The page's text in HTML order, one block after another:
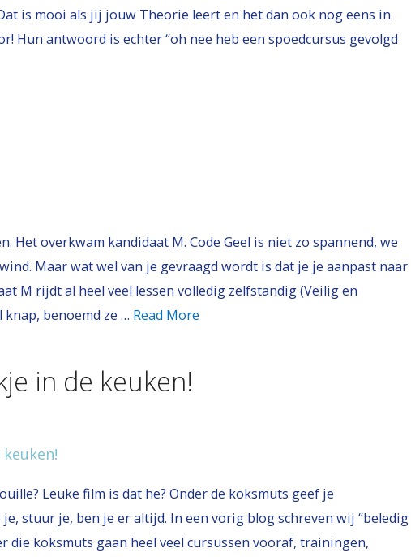
is mooi als jij jouw Theorie leert en het dan ook nog eens in
Hun antwoord is echter “oh nee heb een spoedcursus gevolgd
Het overkwam kandidaat M. Code Geel is niet zo spannend, we
Maar wat wel van je gevraagd wordt is dat je je aanpast naar
M rijdt al heel veel lessen volledig zelfstandig (Veilig en
benoemd ze … Read More
in de keuken!
Leuke film is dat he? Onder de koksmuts geef je
stuur je, ben je er altijd. In een vorig blog schreven wij “beledig
die koksmuts gaan heel veel cursussen vooraf, trainingen,